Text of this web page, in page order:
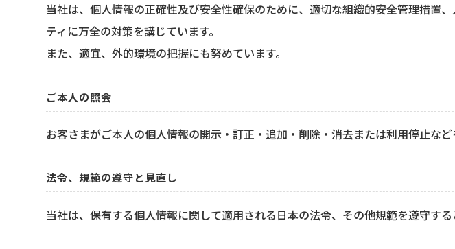
当社は、個人情報の正確性及び安全性確保のために、適切な組織的安全管理措置
ティに万全の対策を講じています。
また、適宜、外的環境の把握にも努めています。
ご本人の照会
お客さまがご本人の個人情報の開示・訂正・追加・削除・消去または利用停止な
法令、規範の遵守と見直し
当社は、保有する個人情報に関して適用される日本の法令、その他規範を遵守す